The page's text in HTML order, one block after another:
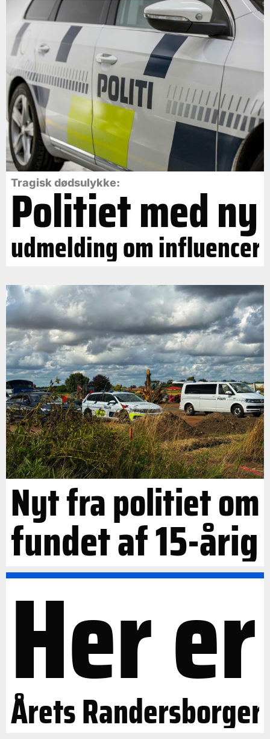
Tragisk dødsulykke:
Politiet med ny
udmelding om influencer
Nyt fra politiet om
fundet af 15-årig
Her er
Årets Randersborger